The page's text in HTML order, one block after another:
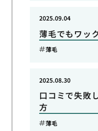
薄毛でもワッ
2025.09.04
薄毛
口コミで失敗
方
2025.08.30
薄毛